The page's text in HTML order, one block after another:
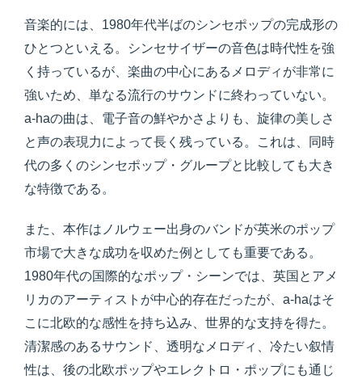
音楽的には、1980年代半ばのシンセポップの完成形の
ひとつといえる。シンセサイザーの音色は時代性を強
く持っているが、楽曲の中心にあるメロディが非常に
強いため、単なる流行のサウンドに終わっていない。
a-haの曲は、電子音の鮮やかさよりも、旋律の美しさ
と声の表現力によって長く残っている。これは、同時
代の多くのシンセポップ・グループと比較しても大き
な特徴である。
また、本作はノルウェー出身のバンドが英米のポップ
市場で大きな成功を収めた例としても重要である。
1980年代の国際的なポップ・シーンでは、英国とアメ
リカのアーティストが中心的存在だったが、a-haはそ
こに北欧的な感性を持ち込み、世界的な支持を得た。
清潔感のあるサウンド、透明なメロディ、冷たい叙情
性は、後の北欧ポップやエレクトロ・ポップにも通じ